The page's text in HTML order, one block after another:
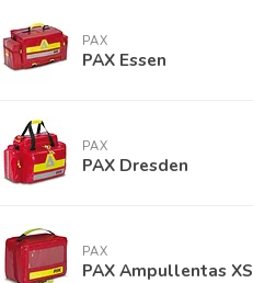
PAX
PAX Essen
PAX
PAX Dresden
PAX
PAX Ampullentas XS